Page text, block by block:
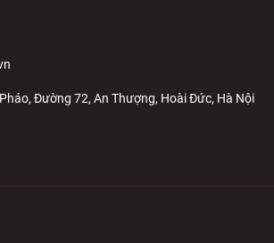
Đường 72, An Thượng, Hoài Đức, Hà Nội